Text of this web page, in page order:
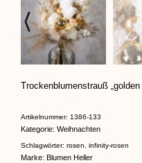
Trockenblumenstrauß
Artikelnummer: 1386-133
Kategorie: Weihnachten
Schlagwörter: rosen, infinity-rosen
Marke: Blumen Heller